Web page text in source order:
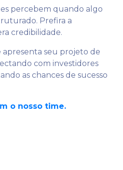
percebem quando algo
Prefira a
credibilidade.
seu projeto de
com investidores
as chances de sucesso
o nosso time.